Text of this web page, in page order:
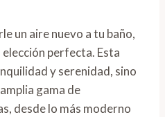
un aire nuevo a tu baño,
perfecta. Esta
y serenidad, sino
gama de
desde lo más moderno